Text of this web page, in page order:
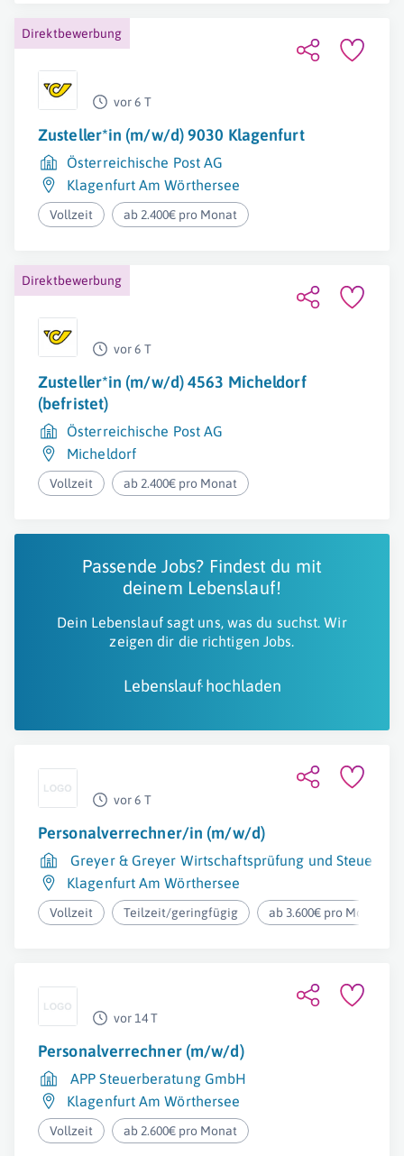
Direktbewerbung
vor 6 T
Zusteller*in (m/w/d) 9030 Klagenfurt
Österreichische Post AG
Klagenfurt Am Wörthersee
Vollzeit ab 2.400€ pro Monat
Direktbewerbung
vor 6 T
Zusteller*in (m/w/d) 4563 Micheldorf
(befristet)
Österreichische Post AG
Micheldorf
Vollzeit ab 2.400€ pro Monat
Passende Jobs? Findest du mit
deinem Lebenslauf!
Dein Lebenslauf sagt uns, was du suchst. Wir
zeigen dir die richtigen Jobs.
Lebenslauf hochladen
vor 6 T
Personalverrechner/in (m/w/d)
Greyer & Greyer Wirtschaftsprüfung und
Klagenfurt Am Wörthersee
Vollzeit Teilzeit/geringfügig ab 3.600€ pro Monat
vor 14 T
Personalverrechner (m/w/d)
APP Steuerberatung GmbH
Klagenfurt Am Wörthersee
Vollzeit ab 2.600€ pro Monat